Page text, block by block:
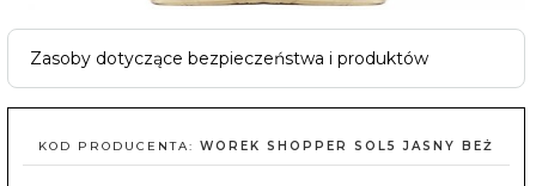
Zasoby dotyczące bezpieczeństwa i produktów
KOD PRODUCENTA: WOREK SHOPPER SOL5 JASNY BEŻ